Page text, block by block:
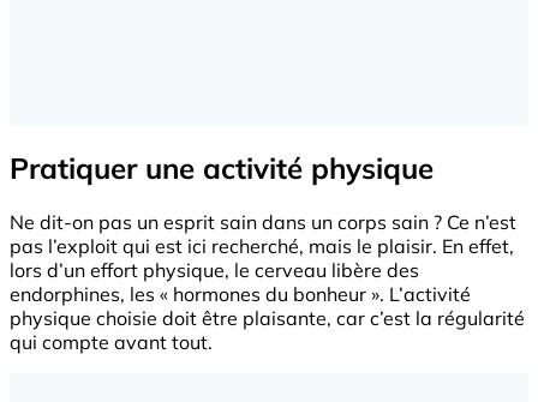
Pratiquer une activité physique
Ne dit-on pas un esprit sain dans un corps sain ? Ce n’est
pas l’exploit qui est ici recherché, mais le plaisir. En effet,
lors d’un effort physique, le cerveau libère des
endorphines, les « hormones du bonheur ». L’activité
physique choisie doit être plaisante, car c’est la régularité
qui compte avant tout.